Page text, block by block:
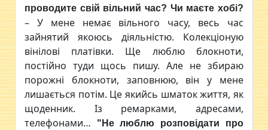
проводите свій вільний час? Чи маєте хобі?
– У мене немає вільного часу, весь час
зайнятий якоюсь діяльністю. Колекціоную
вінілові платівки. Ще люблю блокноти,
постійно туди щось пишу. Але не збираю
порожні блокноти, заповнюю, він у мене
лишається потім. Це якийсь шматок життя, як
щоденник. Із ремарками, адресами,
телефонами…
"Не люблю розповідати про